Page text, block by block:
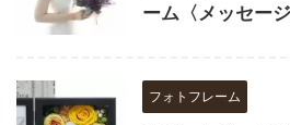
ーム〈メッセージ
フォトフレーム